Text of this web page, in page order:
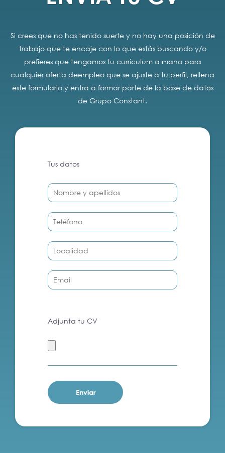
Si crees que no has tenido suerte y no hay una posición de
trabajo que te encaje con lo que estás buscando y/o
prefieres que tengamos tu currículum a mano para
cualquier oferta deempleo que se ajuste a tu perfil, rellena
este formulario y entra a formar parte de la base de datos
de Grupo Constant.
Tus datos
Adjunta tu CV